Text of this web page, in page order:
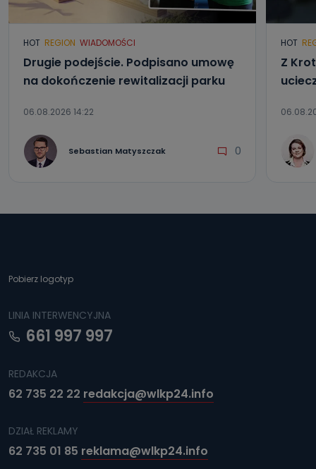
HOT REGION WIADOMOŚCI
Drugie podejście. Podpisano umowę
na dokończenie rewitalizacji parku
06.08.2026 14:22
Sebastian Matyszczak 0
HOT
Z
Pobierz logotyp
LINIA INTERWENCYJNA
661 997 997
REDAKCJA
62 735 22 22 redakcja@wlkp24.info
DZIAŁ REKLAMY
62 735 01 85 reklama@wlkp24.info